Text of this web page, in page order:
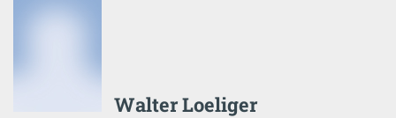
Walter Loeliger